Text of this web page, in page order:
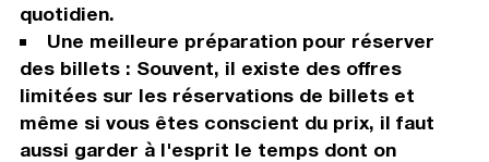
quotidien.
Une meilleure préparation pour réserver
des billets : Souvent, il existe des offres
limitées sur les réservations de billets et
même si vous êtes conscient du prix, il faut
aussi garder à l'esprit le temps dont on